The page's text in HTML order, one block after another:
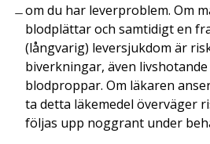
om du har leverproblem. Om
blodplättar och samtidigt en
(långvarig) leversjukdom är
biverkningar, även
blodproppar. Om läkaren
ta detta läkemedel överväger
följas upp noggrant under